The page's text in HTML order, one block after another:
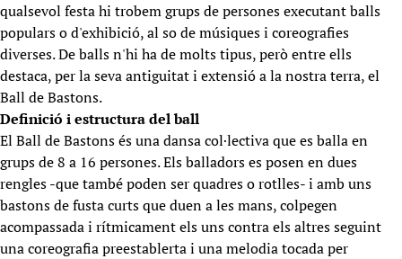
qualsevol festa hi trobem grups de persones executant balls
populars o d'exhibició, al so de músiques i coreografies
diverses. De balls n'hi ha de molts tipus, però entre ells
destaca, per la seva antiguitat i extensió a la nostra terra, el
Ball de Bastons.
Definició i estructura del ball
El Ball de Bastons és una dansa col·lectiva que es balla en
grups de 8 a 16 persones. Els balladors es posen en dues
rengles -que també poden ser quadres o rotlles- i amb uns
bastons de fusta curts que duen a les mans, colpegen
acompassada i rítmicament els uns contra els altres seguint
una coreografia preestablerta i una melodia tocada per